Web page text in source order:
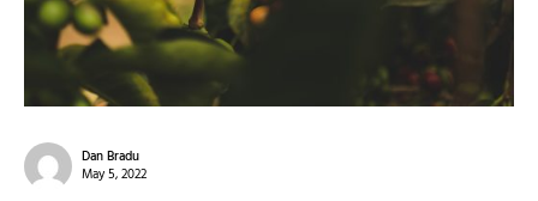
Dan Bradu
May 5, 2022